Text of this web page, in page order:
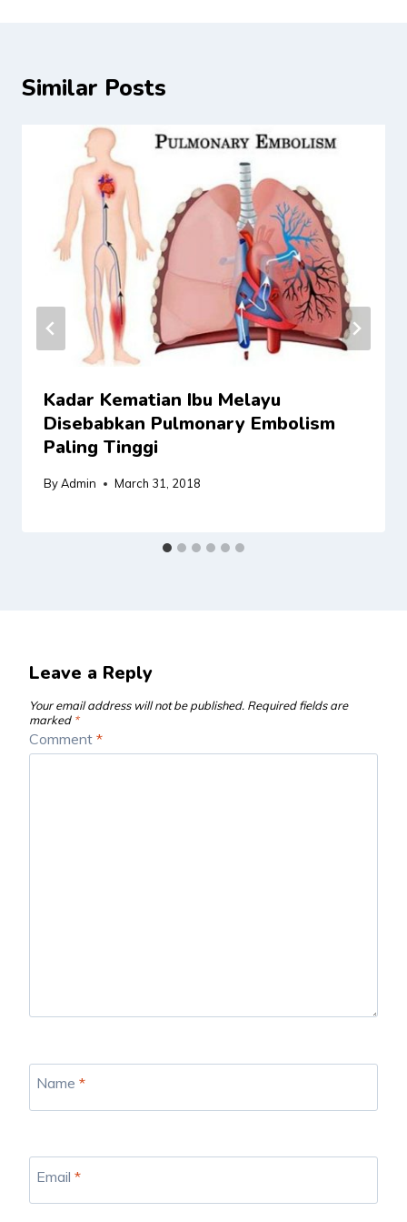
Similar Posts
Kadar Kematian Ibu Melayu
Disebabkan Pulmonary Embolism
Paling Tinggi
ByAdmin March 31, 2018
Leave a Reply
Your email address will not be published. Required fields are
marked *
Comment *
Name *
Email *